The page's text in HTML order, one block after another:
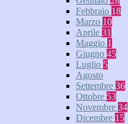
Febbraio 18
Marzo 10
Aprile 31
Maggio 1
Giugno 45
Luglio 5
Agosto
Settembre 36
Ottobre 53
Novembre 34
Dicembre 15